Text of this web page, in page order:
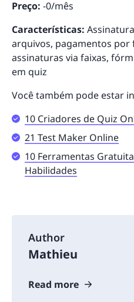
Preço: -0/mês
Características:
arquivos, pagamentos por
assinaturas via faixas,
em quiz
Você também pode estar
10 Criadores de Quiz
21 Test Maker Online
10 Ferramentas
Habilidades
Author
Mathieu
Read more